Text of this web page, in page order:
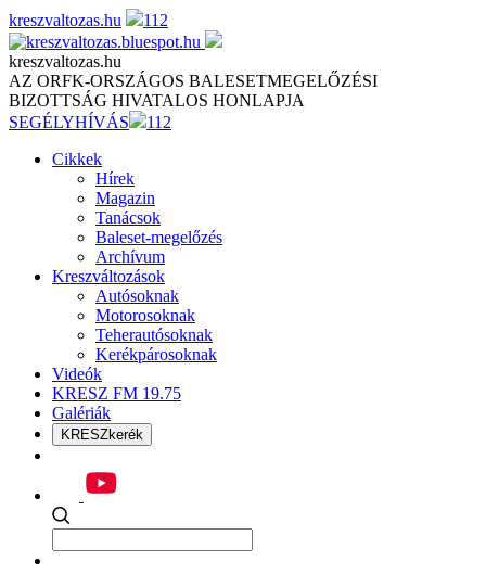
Skip
to
content
kreszvaltozas.hu 112
kreszvaltozas.hu
AZ ORFK-ORSZÁGOS BALESETMEGELŐZÉSI
BIZOTTSÁG HIVATALOS HONLAPJA
SEGÉLYHÍVÁS
112
Cikkek
Hírek
Magazin
Tanácsok
Baleset-megelőzés
Archívum
Kreszváltozások
Autósoknak
Motorosoknak
Teherautósoknak
Kerékpárosoknak
Videók
KRESZ FM 19.75
Galériák
KRESZkerék